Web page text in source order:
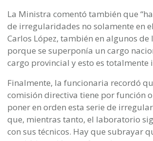
La Ministra comentó también que
de irregularidades no solamente en
Carlos López, también en algunos de
porque se superponía un cargo
cargo provincial y esto es totalmente
Finalmente, la funcionaria recordó
comisión directiva tiene por función
poner en orden esta serie de
que, mientras tanto, el laboratorio
con sus técnicos. Hay que subrayar